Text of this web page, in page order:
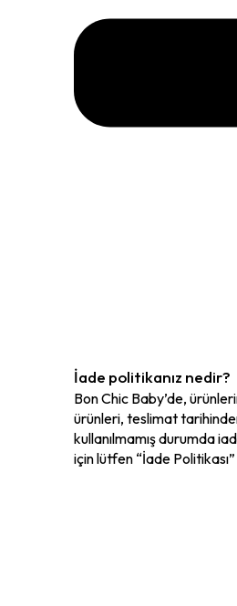
İade politikanız nedir?
Bon Chic Baby’de,
ürünleri, teslimat
kullanılmamış durumda
için lütfen “İade